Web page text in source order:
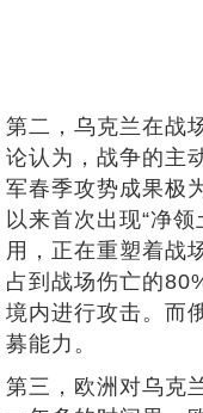
第二，乌克兰在战
论认为，战争的主
军春季攻势成果极
以来首次出现“净
用，正在重塑着战
占到战场伤亡的
境内进行攻击。而
募能力。
第三，欧洲对乌克